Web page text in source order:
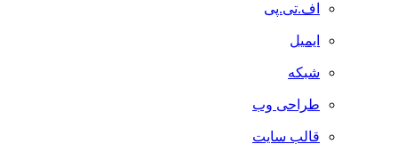
اف.تی.پی
ایمیل
شبکه
طراحی وب
قالب سایت